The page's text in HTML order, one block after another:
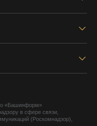
«Башинформ»
в сфере связи,
(Роскомнадзор),